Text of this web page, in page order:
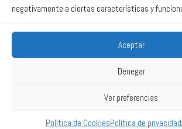
negativamente a ciertas características y
Aceptar
Denegar
Ver preferencias
Política de CookiesPolítica de privacidad
Correo web
2025 All Rights Reserved CETM -Powered by